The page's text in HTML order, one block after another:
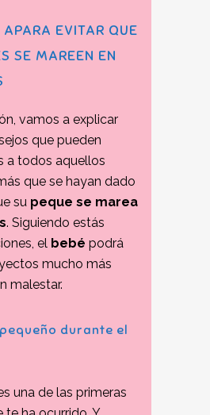
APARA EVITAR QUE
SE MAREEN EN
vamos a explicar
que pueden
a todos aquellos
que se hayan dado
su peque se marea
. Siguiendo estás
el bebé podrá
mucho más
malestar.
durante el
una de las primeras